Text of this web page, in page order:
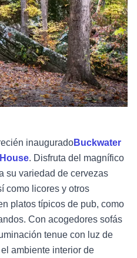
inauguradoBuckwater
. Disfruta del magnífico
su variedad de cervezas
como licores y otros
platos típicos de pub, como
Con acogedores sofás
tenue con luz de
ambiente interior de